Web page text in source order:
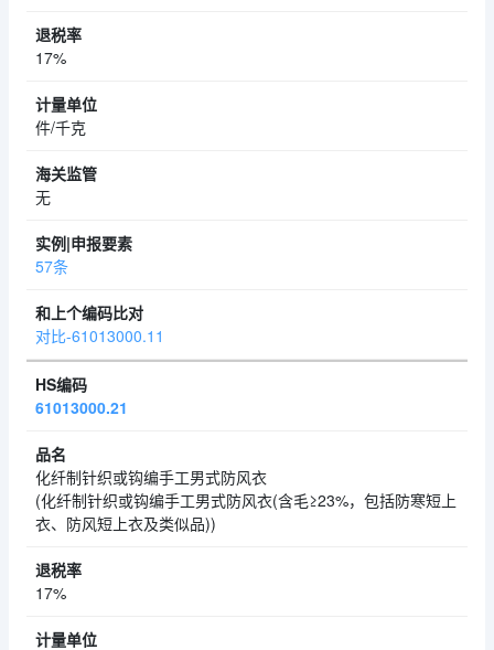
17%
件/千克
无
57条
对比-61013000.11
61013000.21
化纤制针织或钩编手工男式防风衣
(化纤制针织或钩编手工男式防风衣(含毛≥23%，包括防寒短上
衣、防风短上衣及类似品))
17%